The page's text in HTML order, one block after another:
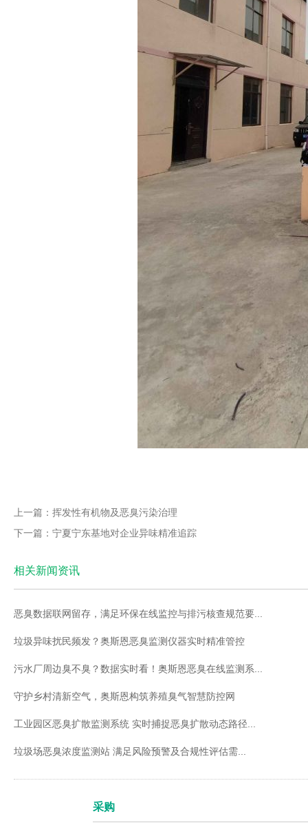
上一篇：挥发性有机物及恶臭污染治理
下一篇：宁夏宁东基地对企业异味精准追踪
相关新闻资讯
恶臭数据联网留存，满足环保在线监控与排污核查规范要...
垃圾异味扰民频发？奥斯恩恶臭监测仪器实时精准管控
污水厂周边臭不臭？数据实时看！奥斯恩恶臭在线监测系...
守护乡村清新空气，奥斯恩构筑养殖臭气智慧防控网
工业园区恶臭扩散监测系统 实时捕捉恶臭扩散动态路径...
垃圾场恶臭浓度监测站 满足风险预警及合规性评估需...
采购